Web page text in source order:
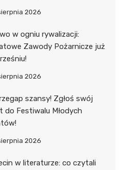
2026
w ogniu rywalizacji:
Zawody Pożarnicze już
2026
szansy! Zgłoś swój
do Festiwalu Młodych
2026
w literaturze: co czytali